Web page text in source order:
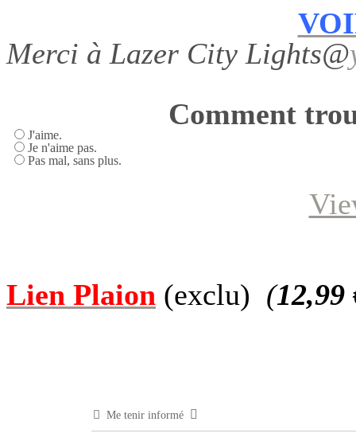
Merci à Lazer City Lights@
Comment
J'aime.
Je n'aime pas.
Pas mal, sans plus.
Lien Plaion (exclu) (12,99
Me tenir informé